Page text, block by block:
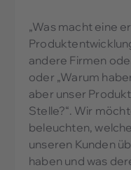
„Was macht eine
andere Firmen
oder „Warum
aber unser
Stelle?“. Wir
beleuchten,
unseren Kunden
haben und was